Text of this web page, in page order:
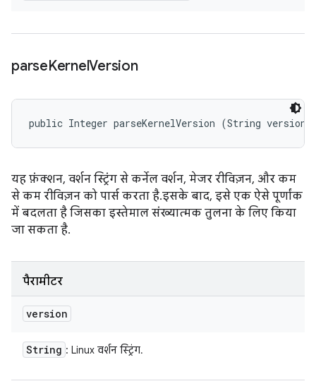
parseKernelVersion
public Integer parseKernelVersion (String version)
यह फ़ंक्शन, वर्शन स्ट्रिंग से कर्नेल वर्शन, मेजर रीविज़न, और कम
से कम रीविज़न को पार्स करता है. इसके बाद, इसे एक ऐसे पूर्णांक
में बदलता है जिसका इस्तेमाल संख्यात्मक तुलना के लिए किया
जा सकता है.
पैरामीटर
version
String : Linux वर्शन स्ट्रिंग.